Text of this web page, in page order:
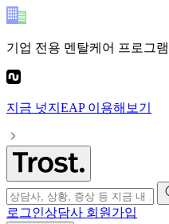
기업 전용 멘탈케어 프로그램
지금 넛지EAP이용해보기
로그인상담사 회원가입